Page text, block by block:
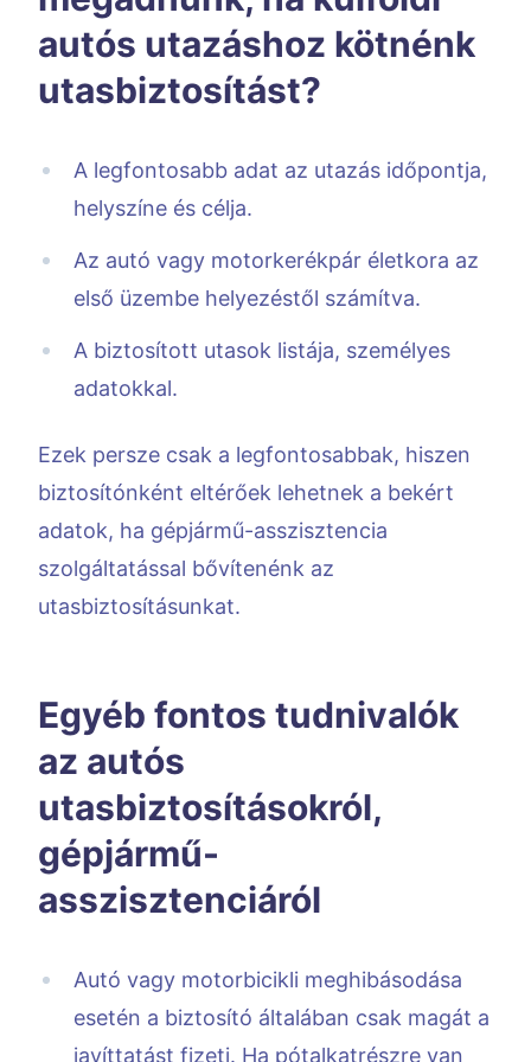
autós utazáshoz kötnénk
utasbiztosítást?
A legfontosabb adat az utazás időpontja,
helyszíne és célja.
Az autó vagy motorkerékpár életkora az
első üzembe helyezéstől számítva.
A biztosított utasok listája, személyes
adatokkal.
Ezek persze csak a legfontosabbak, hiszen
biztosítónként eltérőek lehetnek a bekért
adatok, ha gépjármű-asszisztencia
szolgáltatással bővítenénk az
utasbiztosításunkat.
Egyéb fontos tudnivalók
az autós
utasbiztosításokról,
gépjármű-
asszisztenciáról
Autó vagy motorbicikli meghibásodása
esetén a biztosító általában csak magát a
javíttatást fizeti. Ha pótalkatrészre van